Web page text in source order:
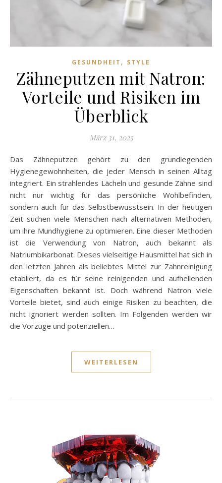
GESUNDHEIT , STYLE
Zähneputzen mit Natron:
Vorteile und Risiken im
Überblick
März 31, 2025
Das Zähneputzen gehört zu den grundlegenden
Hygienegewohnheiten, die jeder Mensch in seinen Alltag
integriert. Ein strahlendes Lächeln und gesunde Zähne sind
nicht nur wichtig für das persönliche Wohlbefinden,
sondern auch für das Selbstbewusstsein. In der heutigen
Zeit suchen viele Menschen nach alternativen Methoden,
um ihre Mundhygiene zu optimieren. Eine dieser Methoden
ist die Verwendung von Natron, auch bekannt als
Natriumbikarbonat. Dieses vielseitige Hausmittel hat sich in
den letzten Jahren als beliebtes Mittel zur Zahnreinigung
etabliert, da es für seine reinigenden und aufhellenden
Eigenschaften bekannt ist. Doch während Natron viele
Vorteile bietet, sind auch einige Risiken zu beachten, die
nicht ignoriert werden sollten. Im Folgenden werden wir
die Vorzüge und potenziellen…
WEITERLESEN